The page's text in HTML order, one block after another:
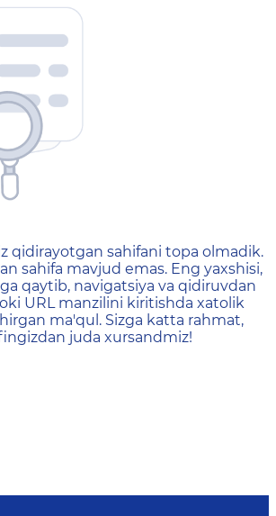
не
qidirayotgan sahifani topa olmadik.
sahifa mavjud emas. Eng yaxshisi,
qaytib, navigatsiya va qidiruvdan
URL manzilini kiritishda xatolik
ma'qul. Sizga katta rahmat,
juda xursandmiz!